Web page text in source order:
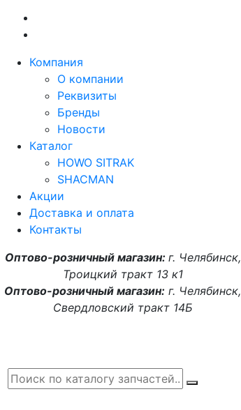
Компания
О компании
Реквизиты
Бренды
Новости
Каталог
HOWO SITRAK
SHACMAN
Акции
Доставка и оплата
Контакты
Оптово-розничный магазин: г. Челябинск,
Троицкий тракт 13 к1
Оптово-розничный магазин: г. Челябинск,
Свердловский тракт 14Б